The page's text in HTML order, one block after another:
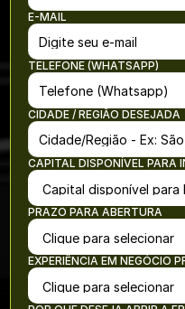
E-MAIL
TELEFONE (WHATSAPP)
CIDADE / REGIÃO DESEJADA
CAPITAL DISPONÍVEL PARA
PRAZO PARA ABERTURA
EXPERIÊNCIA EM NEGÓCIO